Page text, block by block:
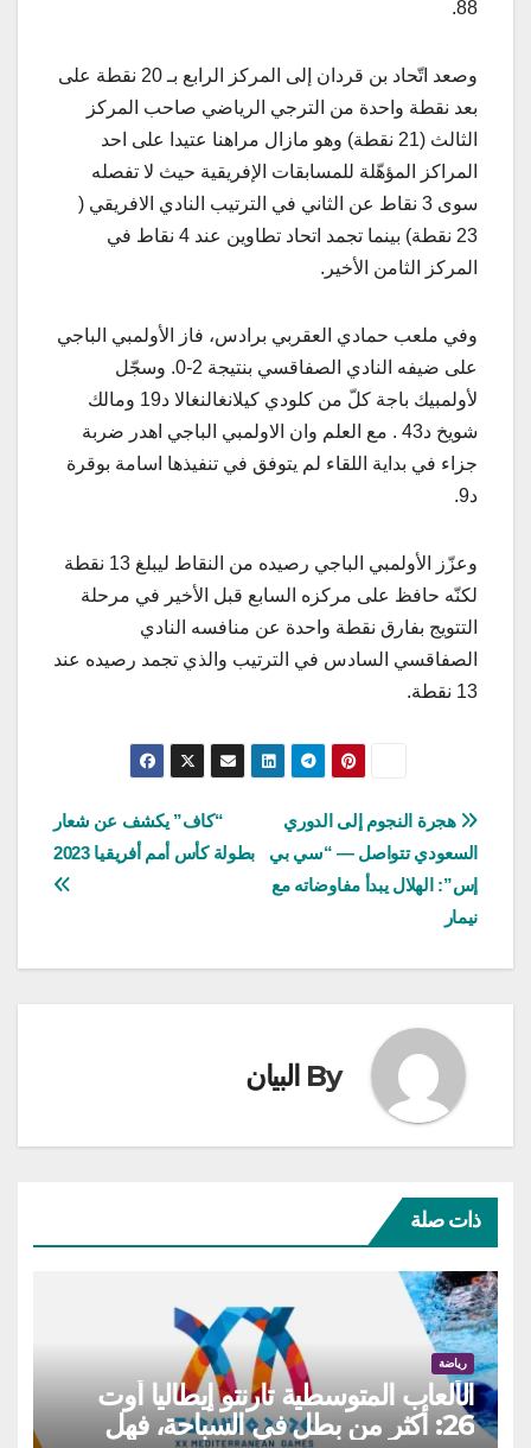
88.
وصعد اتّحاد بن قردان إلى المركز الرابع بـ 20 نقطة على
بعد نقطة واحدة من الترجي الرياضي صاحب المركز
الثالث (21 نقطة) وهو مازال مراهنا عتيدا على احد
المراكز المؤهّلة للمسابقات الإفريقية حيث لا تفصله
سوى 3 نقاط عن الثاني في الترتيب النادي الافريقي (
23 نقطة) بينما تجمد اتحاد تطاوين عند 4 نقاط في
المركز الثامن الأخير.
وفي ملعب حمادي العقربي برادس، فاز الأولمبي الباجي
على ضيفه النادي الصفاقسي بنتيجة 2-0. وسجّل
لأولمبيك باجة كلّ من كلودي كيلانغالنغالا د19 ومالك
شويخ د43 . مع العلم وان الاولمبي الباجي اهدر ضربة
جزاء في بداية اللقاء لم يتوفق في تنفيذها اسامة بوقرة
د9.
وعزّز الأولمبي الباجي رصيده من النقاط ليبلغ 13 نقطة
لكنّه حافظ على مركزه السابع قبل الأخير في مرحلة
التتويج بفارق نقطة واحدة عن منافسه النادي
الصفاقسي السادس في الترتيب والذي تجمد رصيده عند
13 نقطة.
تصفّح
المقالات
“كاف” يكشف عن شعار
بطولة كأس أمم أفريقيا 2023
هجرة النجوم إلى الدوري
السعودي تتواصل — “سي بي
إس”: الهلال يبدأ مفاوضاته مع
نيمار
By البيان
ذات صلة
رياضة
الألعاب المتوسطية تارنتو إيطاليا أوت
26: أكثر من بطل في السباحة، فهل